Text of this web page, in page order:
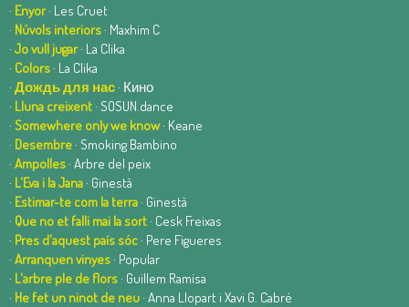
· Enyor· Les Cruet
· Núvols interiors· Maxhim C
· Jo vull jugar· La Clika
· Colors· La Clika
· Дождь для нас· Кино
· Lluna creixent· SOSUN.dance
· Somewhere only we know· Keane
· Desembre· Smoking Bambino
· Ampolles· Arbre del peix
· L'Eva i la Jana· Ginestà
· Estimar-te com la terra· Ginestà
· Que no et falli mai la sort· Cesk Freixas
· Pres d'aquest país sóc· Pere Figueres
· Arranquen vinyes· Popular
· L'arbre ple de flors· Guillem Ramisa
· He fet un ninot de neu· Anna Llopart i Xavi G. Cabré